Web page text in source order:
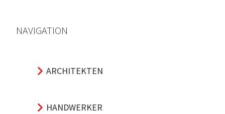
NAVIGATION
ARCHITEKTEN
HANDWERKER